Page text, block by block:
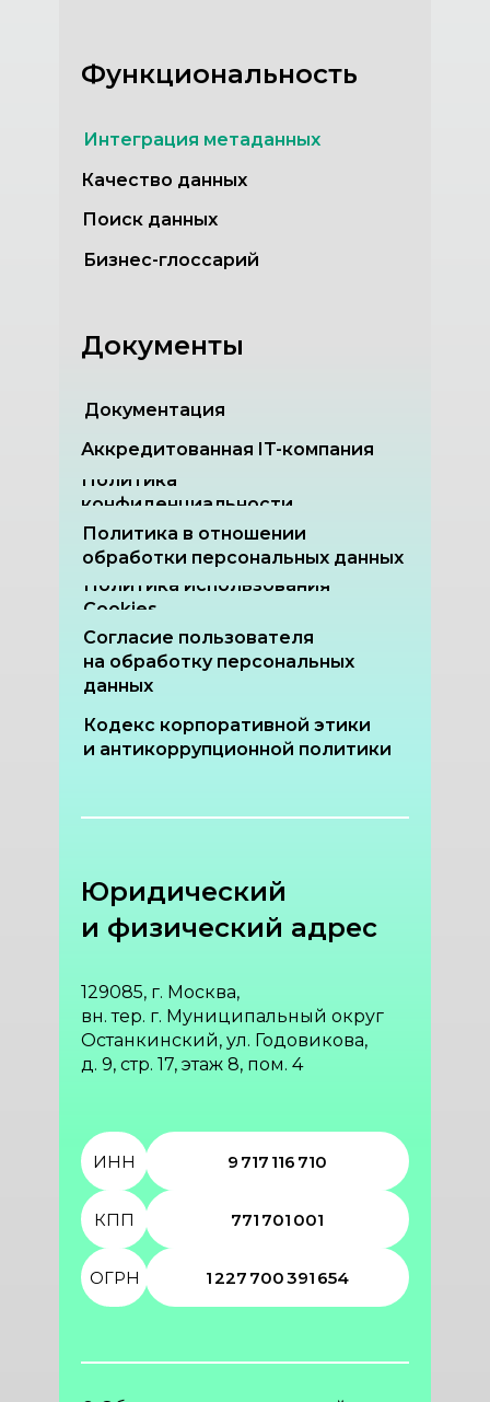
Кодекс корпоративной этики
и антикоррупционной политики
Согласие пользователя
на обработку персональных
данных
Политика в отношении
обработки персональных данных
Политика
конфиденциальности
Аккредитованная IT-компания
Документация
Политика использования
Cookies
1 227 700 391 654
ОГРН
9 717 116 710
КПП 771 701 001
ИНН
Документы
Юридический
и физический адрес
129085, г. Москва,
вн. тер. г. Муниципальный округ
Останкинский, ул. Годовикова,
д. 9, стр. 17, этаж 8, пом. 4
Бизнес-глоссарий
Поиск данных
Качество данных
Интеграция метаданных
Функциональность